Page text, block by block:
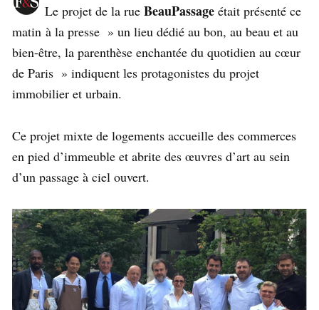
Le projet de la rue BeauPassage était présenté ce
matin à la presse » un lieu dédié au bon, au beau et au
bien-être, la parenthèse enchantée du quotidien au cœur
de Paris » indiquent les protagonistes du projet
immobilier et urbain‬.
Ce projet mixte de logements accueille des commerces
en pied d’immeuble et abrite des œuvres d’art au sein
d’un passage à ciel ouvert.